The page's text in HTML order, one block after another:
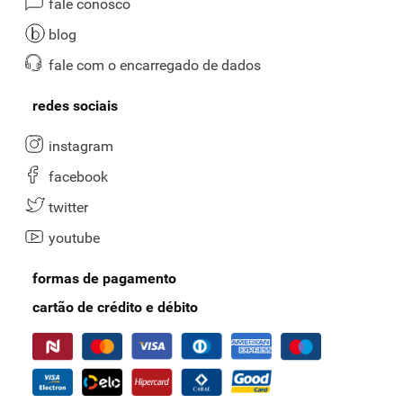
fale conosco
blog
fale com o encarregado de dados
redes sociais
instagram
facebook
twitter
youtube
formas de pagamento
cartão de crédito e débito